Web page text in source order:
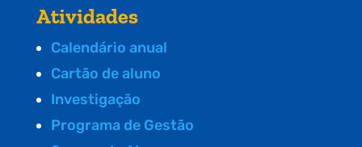
Atividades
Calendário anual
Cartão de aluno
Investigação
Programa de Gestão